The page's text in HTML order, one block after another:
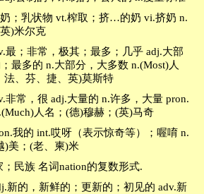
；乳状物 vt.榨取；挤…的奶 vi.挤奶 n.
)米尔克
最；非常，极其；最多；几乎 adj.大部
最多的 n.大部分，大多数 n.(Most)人
法、芬、捷、英)莫斯特
非常，很 adj.大量的 n.许多，大量 pron.
人名；(德)穆赫；(英)马奇
我的 int.哎呀（表示惊奇等）；喔唷 n.
)美；(老、柬)米
；民族 名词nation的复数形式.
新的，新鲜的；更新的；初见的 adv.新